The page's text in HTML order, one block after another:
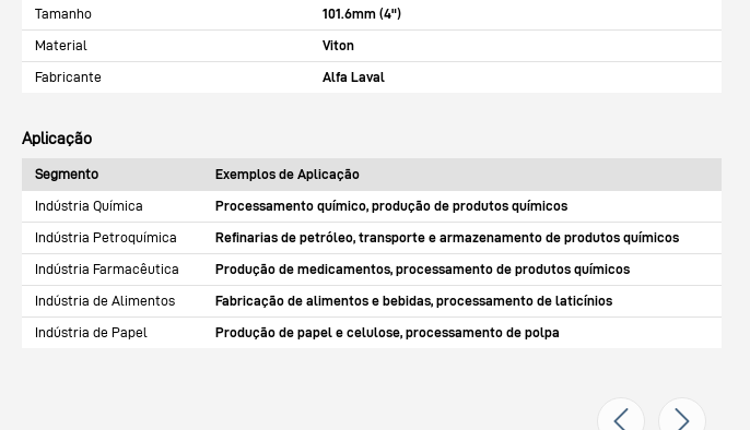
Tamanho
101.6mm (4")
Material
Viton
Fabricante
Alfa Laval
Aplicação
Segmento
Exemplos de Aplicação
Indústria Química
Processamento químico, produção de produtos químicos
Indústria Petroquímica
Refinarias de petróleo, transporte e armazenamento de produtos químicos
Indústria Farmacêutica
Produção de medicamentos, processamento de produtos químicos
Indústria de Alimentos
Fabricação de alimentos e bebidas, processamento de laticínios
Indústria de Papel
Produção de papel e celulose, processamento de polpa